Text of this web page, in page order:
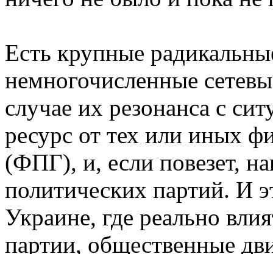
Есть крупные
немногочисленные
случае их резонанса с
ресурс от тех или иных
(ФПГ), и, если повезет,
политических партий. И
Украине, где реально
партии, общественные